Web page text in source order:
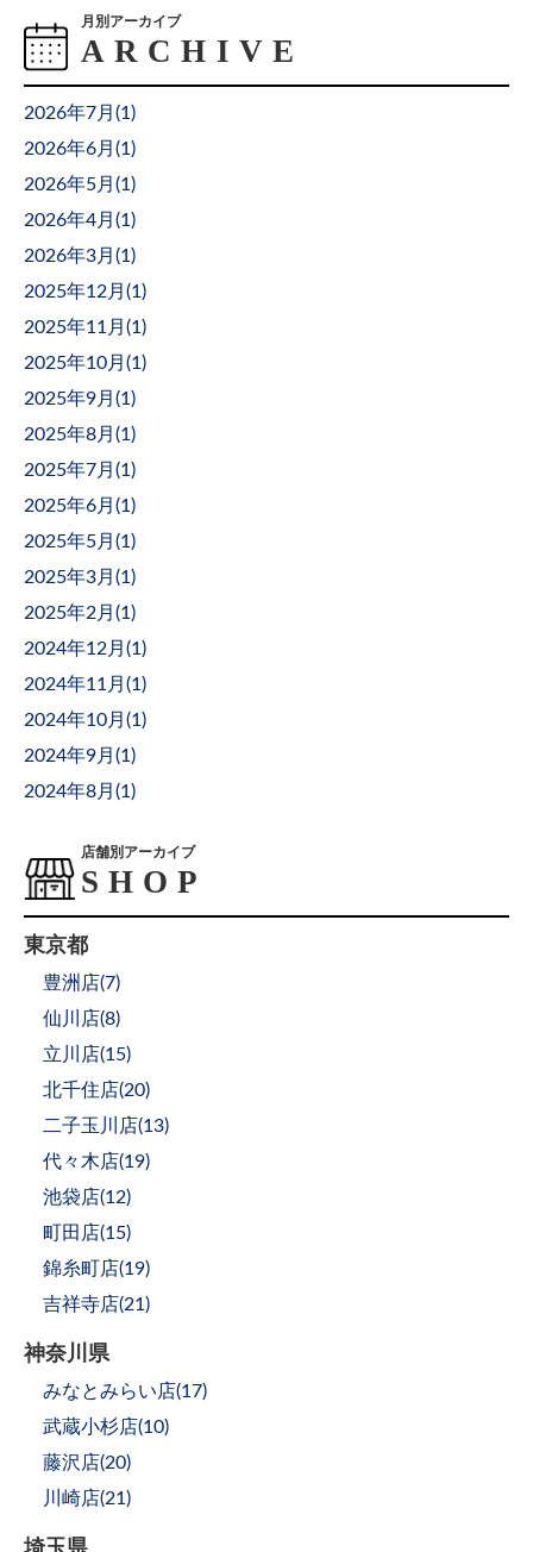
月別アーカイブ
2026年7月(1 )
2026年6月(1 )
2026年5月(1 )
2026年4月(1 )
2026年3月(1 )
2025年12月(1 )
2025年11月(1 )
2025年10月(1 )
2025年9月(1 )
2025年8月(1 )
2025年7月(1 )
2025年6月(1 )
2025年5月(1 )
2025年3月(1 )
2025年2月(1 )
2024年12月(1 )
2024年11月(1 )
2024年10月(1 )
2024年9月(1 )
2024年8月(1 )
店舗別アーカイブ
東京都
豊洲店(7)
仙川店(8)
立川店(15)
北千住店(20)
二子玉川店(13)
代々木店(19)
池袋店(12)
町田店(15)
錦糸町店(19)
吉祥寺店(21 )
神奈川県
みなとみらい店(17)
武蔵小杉店(10)
藤沢店(20)
川崎店(21 )
埼玉県